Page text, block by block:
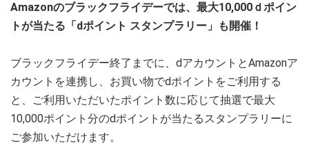
Amazonのブラックフライデーでは、最大10,000ｄポイン
トが当たる「dポイント スタンプラリー」も開催！
ブラックフライデー終了までに、dアカウントとAmazonア
カウントを連携し、お買い物でdポイントをご利用する
と、ご利用いただいたポイント数に応じて抽選で最大
10,000ポイント分のdポイントが当たるスタンプラリーに
ご参加いただけます。